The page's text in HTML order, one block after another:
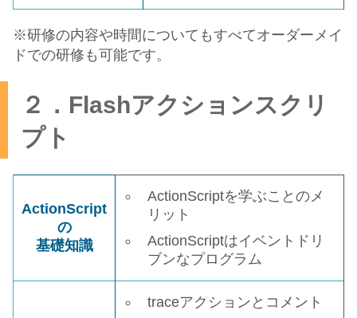
※研修の内容や時間についてもすべてオーダーメイ
ドでの研修も可能です。
２．Flashアクションスクリ
プト
ActionScript
の
基礎知識
ActionScriptを学ぶことのメ
リット
ActionScriptはイベントドリ
ブンなプログラム
traceアクションとコメント